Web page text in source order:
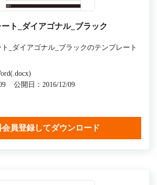
ト_ダイアゴナル_ブラック
_ダイアゴナル_ブラックのテンプレート
公開日：2016/12/09
会員登録してダウンロード